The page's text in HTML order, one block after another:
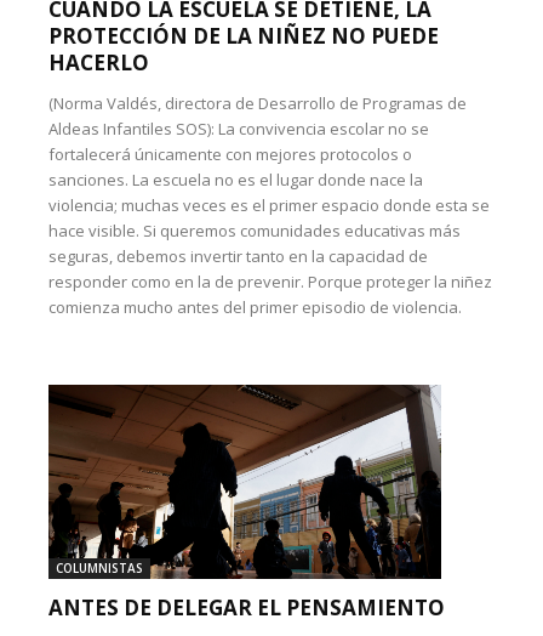
CUANDO LA ESCUELA SE DETIENE, LA
PROTECCIÓN DE LA NIÑEZ NO PUEDE
HACERLO
(Norma Valdés, directora de Desarrollo de Programas de
Aldeas Infantiles SOS): La convivencia escolar no se
fortalecerá únicamente con mejores protocolos o
sanciones. La escuela no es el lugar donde nace la
violencia; muchas veces es el primer espacio donde esta se
hace visible. Si queremos comunidades educativas más
seguras, debemos invertir tanto en la capacidad de
responder como en la de prevenir. Porque proteger la niñez
comienza mucho antes del primer episodio de violencia.
COLUMNISTAS
ANTES DE DELEGAR EL PENSAMIENTO